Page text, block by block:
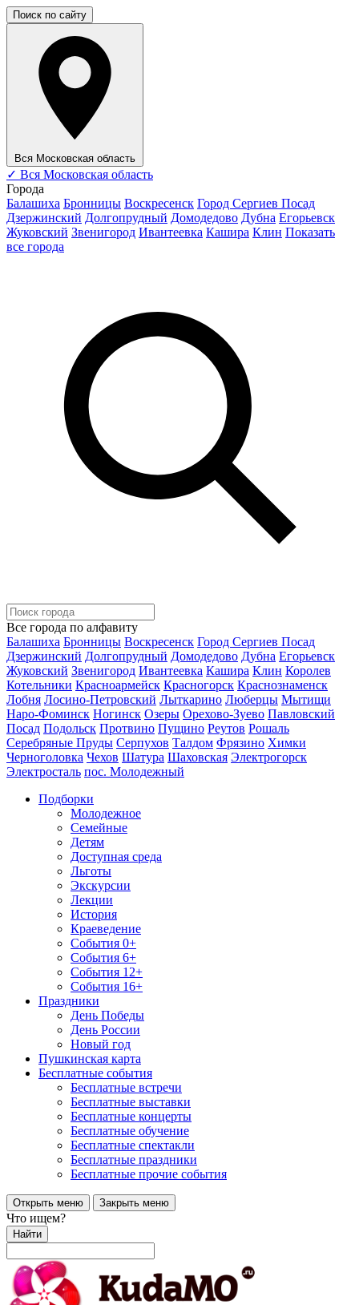
Поиск по сайту
Вся Московская область
✓ Вся Московская область
Города
Балашиха Бронницы Воскресенск Город Сергиев Посад
Дзержинский Долгопрудный Домодедово Дубна Егорьевск
Жуковский Звенигород Ивантеевка Кашира Клин Показать
все города
Все города по алфавиту
Балашиха Бронницы Воскресенск Город Сергиев Посад
Дзержинский Долгопрудный Домодедово Дубна Егорьевск
Жуковский Звенигород Ивантеевка Кашира Клин Королев
Котельники Красноармейск Красногорск Краснознаменск
Лобня Лосино-Петровский Лыткарино Люберцы Мытищи
Наро-Фоминск Ногинск Озеры Орехово-Зуево Павловский
Посад Подольск Протвино Пущино Реутов Рошаль
Серебряные Пруды Серпухов Талдом Фрязино Химки
Черноголовка Чехов Шатура Шаховская Электрогорск
Электросталь пос. Молодежный
Подборки
Молодежное
Семейные
Детям
Доступная среда
Льготы
Экскурсии
Лекции
История
Краеведение
События 0+
События 6+
События 12+
События 16+
Праздники
День Победы
День России
Новый год
Пушкинская карта
Бесплатные события
Бесплатные встречи
Бесплатные выставки
Бесплатные концерты
Бесплатные обучение
Бесплатные спектакли
Бесплатные праздники
Бесплатные прочие события
Открыть меню Закрыть меню
Что ищем?
Найти